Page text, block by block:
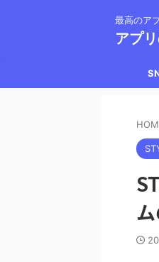
最高のア
アプ